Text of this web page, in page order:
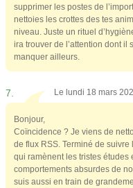
supprimer les postes de
nettoies les crottes des tes
niveau. Juste un rituel
ira trouver de l’attention dont il
manquer ailleurs.
7. Le lundi 18 mars
Bonjour,
Coïncidence ? Je viens de
de flux RSS. Terminé de suivre
qui ramènent les tristes études
comportements absurdes de
suis aussi en train de